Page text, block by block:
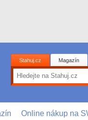
Stahuj.cz Magazín
Online nákup na